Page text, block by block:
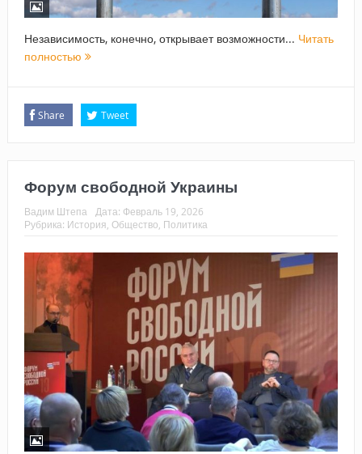
Независимость, конечно, открывает возможности... Читать
полностью
Share Tweet
Форум свободной Украины
Вадим Штепа Дата: Февраль 19, 2026
Рубрика: История Общество Политика